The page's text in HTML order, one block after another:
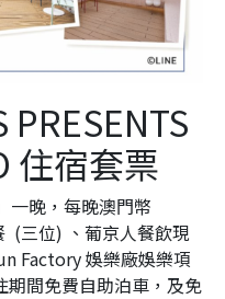
PRESENTS
住宿套票
一晚，每晚澳門幣
(三位) 、葡京人餐飲現
Factory 娛樂廠娛樂項
期間免費自助泊車，及免